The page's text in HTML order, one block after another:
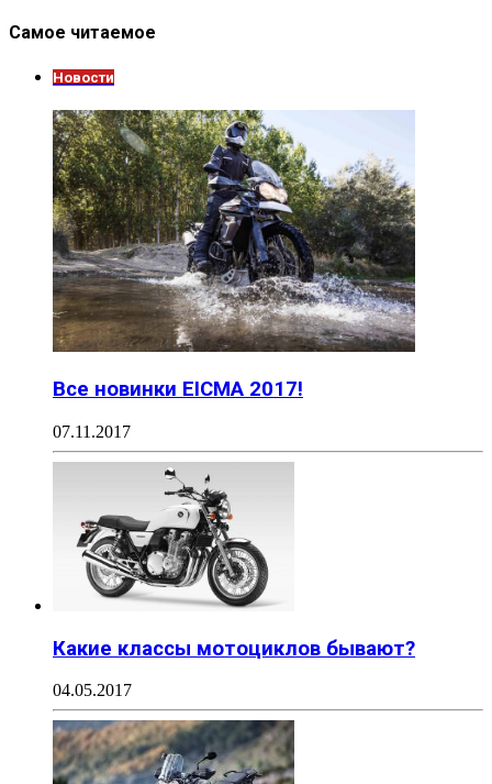
Самое читаемое
Новости
Все новинки EICMA 2017!
07.11.2017
Какие классы мотоциклов бывают?
04.05.2017